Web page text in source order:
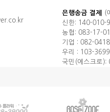
은행송금 결제
(
신한: 140-010-
농협: 083-17-
기업 : 082-
우리 : 103-
국민(에스크로